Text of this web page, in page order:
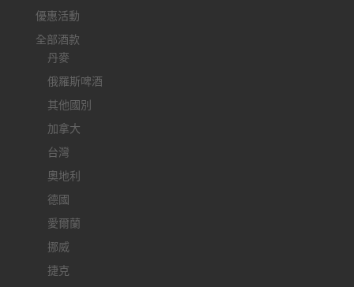
優惠活動
全部酒款
丹麥
俄羅斯啤酒
其他國別
加拿大
台灣
奧地利
德國
愛爾蘭
挪威
捷克